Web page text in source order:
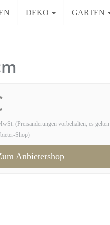
DEKO GARTEN
(Preisänderungen vorbehalten, es gelten
Shop)
Anbietershop